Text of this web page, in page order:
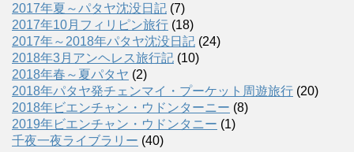
2017年夏～パタヤ沈没日記 (7)
2017年10月フィリピン旅行 (18)
2017年～2018年パタヤ沈没日記 (24)
2018年3月アンヘレス旅行記 (10)
2018年春～夏パタヤ (2)
2018年パタヤ発チェンマイ・プーケット周遊旅行 (20)
2018年ビエンチャン・ウドンターニー (8)
2019年ビエンチャン・ウドンタニー (1)
千夜一夜ライブラリー (40)